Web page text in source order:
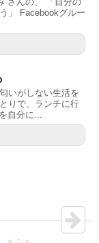
」 Facebookグルー
いがしない生活を
りで、ランチに行
自分に...